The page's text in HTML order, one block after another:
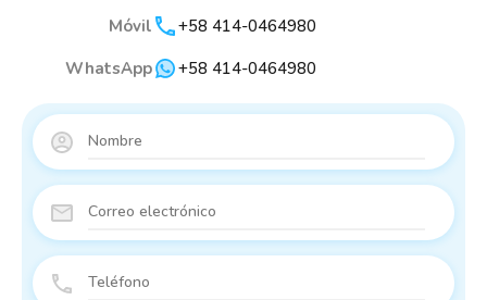
Móvil
+58 414-0464980
WhatsApp
+58 414-0464980